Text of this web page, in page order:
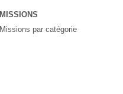
MISSIONS
Missions par catégorie